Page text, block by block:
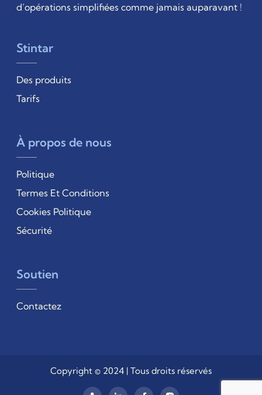
d’opérations simplifiées comme jamais auparavant !
Stintar
Des produits
Tarifs
À propos de nous
Politique
Termes Et Conditions
Cookies Politique
Sécurité
Soutien
Contactez
Copyright © 2024 | Tous droits réservés